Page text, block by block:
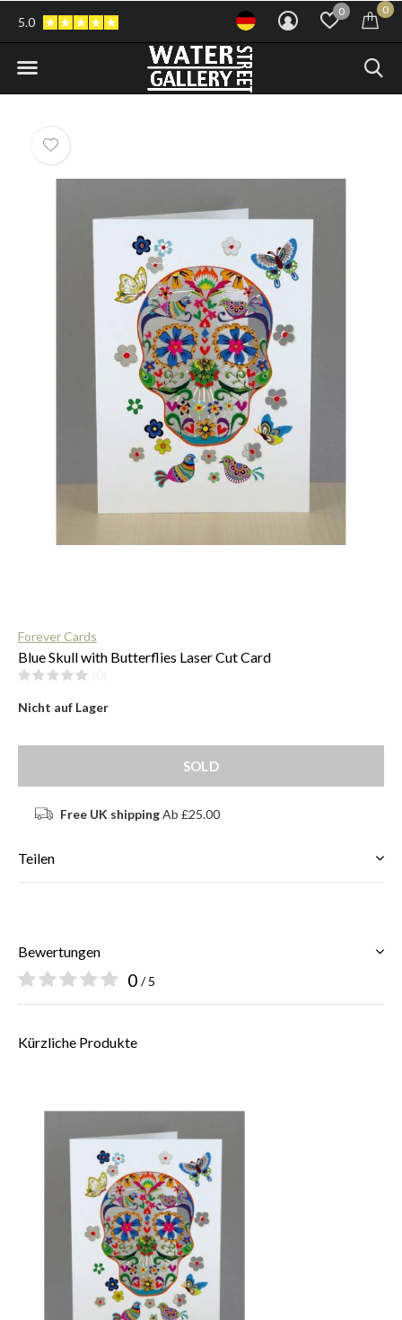
0 0
5.0
Forever Cards
Blue Skull with Butterflies Laser Cut Card
Nicht auf Lager
SOLD
Free UK shippingAb £25.00
Teilen
Bewertungen
0 / 5
Kürzliche Produkte